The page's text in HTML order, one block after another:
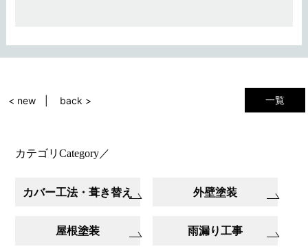
一覧
< new back >
カテゴリCategory／
カバー工法・葺き替え 外壁塗装
屋根塗装 雨漏り工事